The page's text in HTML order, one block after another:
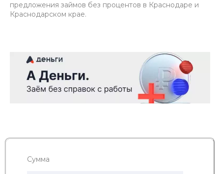
предложения займов без процентов в Краснодаре и
Краснодарском крае.
Сумма